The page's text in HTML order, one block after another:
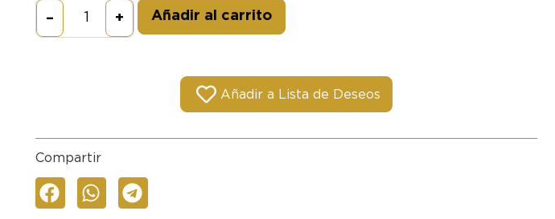
– + Añadir al carrito
Añadir a Lista de Deseos
Compartir